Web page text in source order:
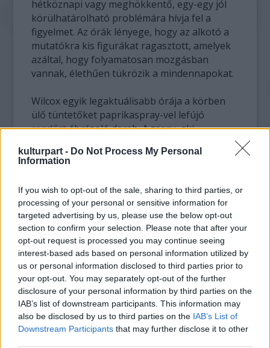
kulturpart - Do Not Process My Personal
Information
If you wish to opt-out of the sale, sharing to third parties, or
processing of your personal or sensitive information for
targeted advertising by us, please use the below opt-out
section to confirm your selection. Please note that after your
opt-out request is processed you may continue seeing
interest-based ads based on personal information utilized by
us or personal information disclosed to third parties prior to
your opt-out. You may separately opt-out of the further
disclosure of your personal information by third parties on the
IAB’s list of downstream participants. This information may
also be disclosed by us to third parties on the IAB’s List of
Downstream Participants that may further disclose it to other
hétköznapi vagy meghökkentő, egy-egy jól
körülhatárolható problémára hívja fel a
figyelmet. Az órák lényege, hogy az alkotó a
mutatókra kis figurákat ragasztott, amelyek
azáltal, hogy folyamatosan mozgásban
vannak, élethűen tükrözik a mindennapokat.
Wilcox egyik legaktuálisabb órája a körben
ülő tüntetőket paprikaspray-vel lefújó
rendőrtábrázoló darab. A zsaru, aki
nőtte ki magát az interneten, mélyen
tartja, hogy bizonyos hatalmi pozícióban lévő
emberek milyen gyorsan tudják elveszteni a
humanizmusukat, és úgy érezte, hogy minél
előbb meg kell ezt örökítenie.